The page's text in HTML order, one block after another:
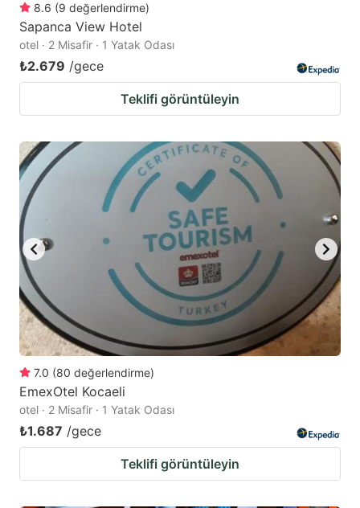
8.6 (9 değerlendirme)
Sapanca View Hotel
otel · 2 Misafir · 1 Yatak Odası
₺2.679 /gece
Teklifi görüntüleyin
7.0 (80 değerlendirme)
EmexOtel Kocaeli
otel · 2 Misafir · 1 Yatak Odası
₺1.687 /gece
Teklifi görüntüleyin